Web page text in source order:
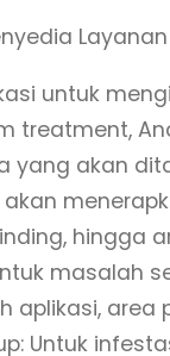
untuk
treatment,
yang akan
akan
hingga
masalah
aplikasi,
Untuk